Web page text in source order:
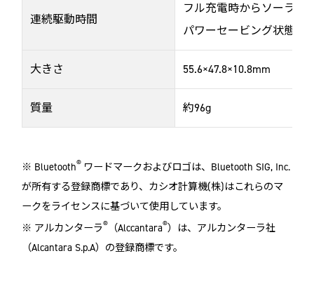
連続駆動時間
フル充電時からソーラー
パワーセービング状態で
大きさ 55.6×47.8×10.8mm
質量 約96g
※ Bluetooth® ワードマークおよびロゴは、Bluetooth SIG, Inc.
が所有する登録商標であり、カシオ計算機(株)はこれらのマ
ークをライセンスに基づいて使用しています。
※ アルカンターラ® （Alccantara®）は、アルカンターラ社
（Alcantara S.p.A）の登録商標です。